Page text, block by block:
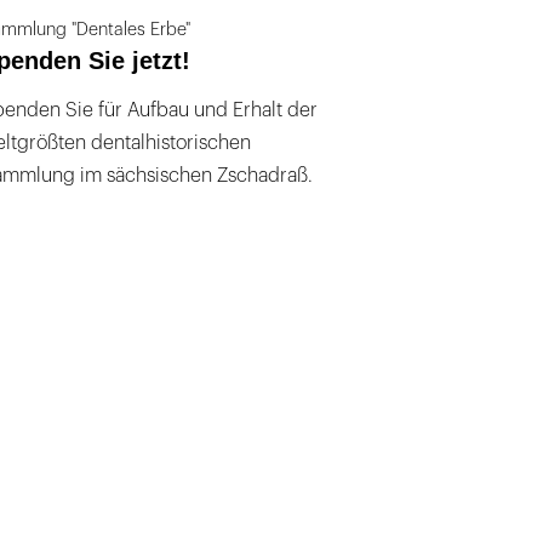
"Dentales Erbe"
Sie jetzt!
Sie für Aufbau und Erhalt der
dentalhistorischen
im sächsischen Zschadraß.